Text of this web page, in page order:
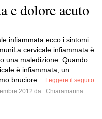
e dolore acuto
infiammata ecco i sintomi
cervicale infiammata è
una maledizione. Quando
è infiammata, un
bruciore...
Leggere il seguito
2012 da
Chiaramarina